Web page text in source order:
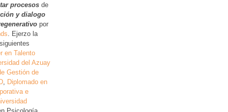
procesos de
y dialogo
por
. Ejerzo la
en Talento
del Azuay
Gestión de
Diplomado en
e